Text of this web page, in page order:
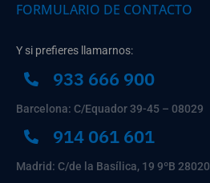
FORMULARIO DE CONTACTO
Y si prefieres llamarnos:
933 666 900
Barcelona: C/Equador 39-45 – 08029
914 061 601
Madrid: C/de la Basílica, 19 9ºB 28020